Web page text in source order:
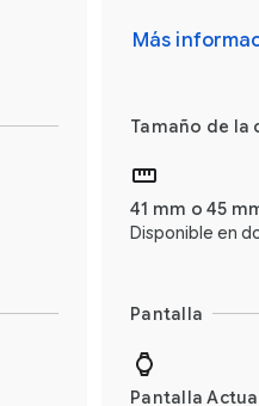
Más
Tamaño de la
41 mm o 45
Disponible en
Pantalla
Pantalla